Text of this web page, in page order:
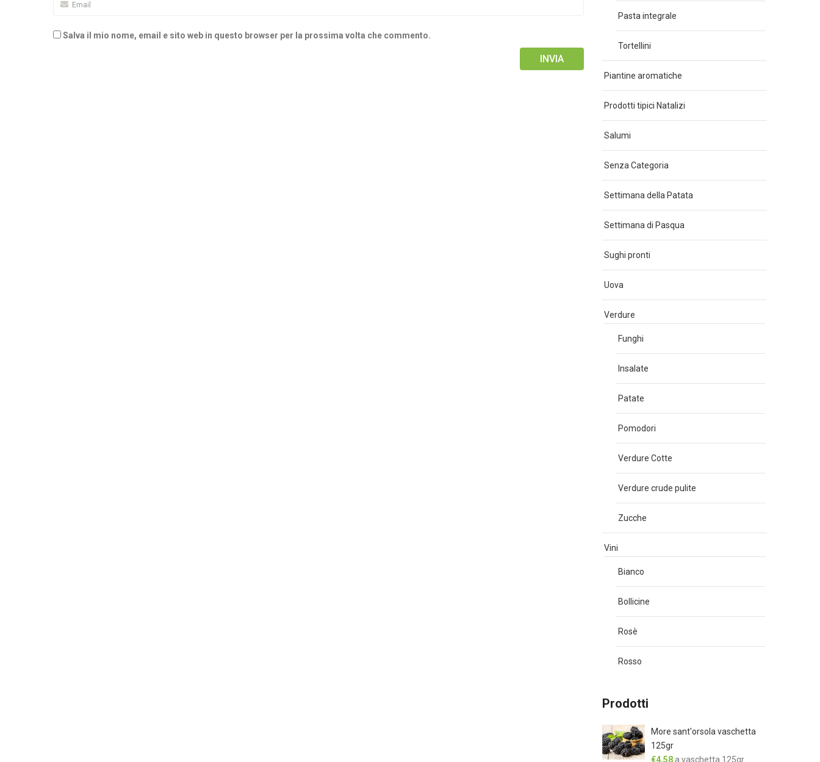
Salva il mio nome, email e sito web in questo browser per la prossima volta che commento.
Pasta integrale
Tortellini
Piantine aromatiche
Prodotti tipici Natalizi
Salumi
Senza Categoria
Settimana della Patata
Settimana di Pasqua
Sughi pronti
Uova
Verdure
Funghi
Insalate
Patate
Pomodori
Verdure Cotte
Verdure crude pulite
Zucche
Vini
Bianco
Bollicine
Rosè
Rosso
Prodotti
More sant'orsola vaschetta
125gr
€4,58 a vaschetta 125gr